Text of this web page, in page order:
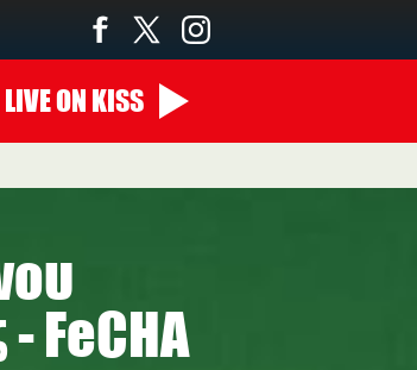
LIVEON KISS
FeCHA